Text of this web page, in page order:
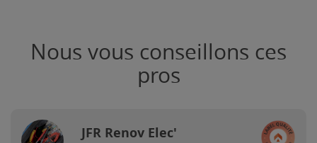
Nous vous conseillons ces
pros
JFR Renov Elec'